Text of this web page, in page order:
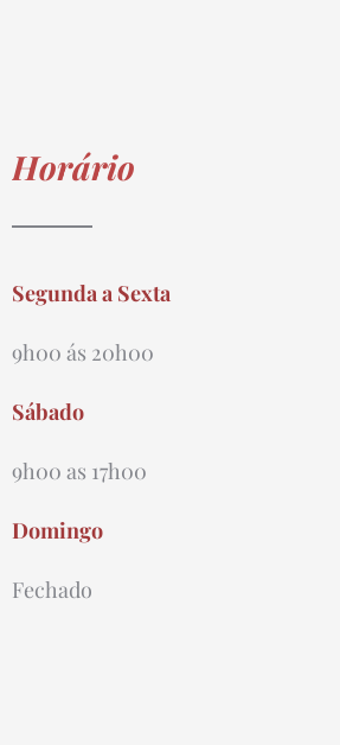
Horário
Segunda a Sexta
9h00 ás 20h00
Sábado
9h00 as 17h00
Domingo
Fechado